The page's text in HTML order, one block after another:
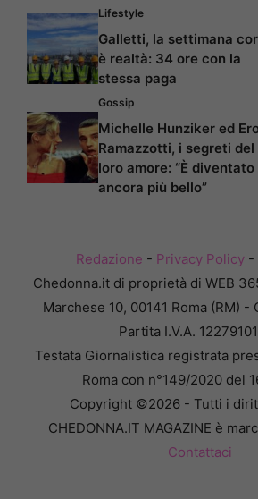
Lifestyle
Galletti, la settimana
è realtà: 34 ore con la
stessa paga
Gossip
Michelle Hunziker ed
Ramazzotti, i segreti del
loro amore: “È diventato
ancora più bello”
Redazione - Privacy Policy-
Chedonna.it di proprietà di WEB
Marchese 10, 00141 Roma (RM) -
Partita I.V.A.
Testata Giornalistica registrata
Roma con n°149/2020 del
Copyright ©2026 - Tutti i
CHEDONNA.IT MAGAZINE è
Contattaci